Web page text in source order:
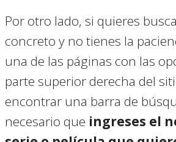
Por otro lado, si quieres
concreto y no tienes la
una de las páginas con las
parte superior derecha del
encontrar una barra de
necesario que ingreses el